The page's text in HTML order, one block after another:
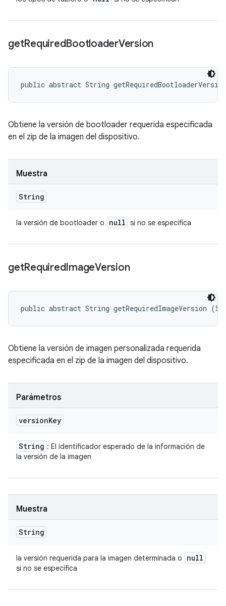
getRequiredBootloaderVersion
public abstract String
Obtiene la versión de bootloader requerida especificada
en el zip de la imagen del dispositivo.
Muestra
String
la versión de bootloader o null si no se especifica
getRequiredImageVersion
public abstract String getRequiredImageVersion
Obtiene la versión de imagen personalizada requerida
especificada en el zip de la imagen del dispositivo.
Parámetros
versionKey
String : El identificador esperado de la información de
la versión de la imagen
Muestra
String
la versión requerida para la imagen determinada o null
si no se especifica